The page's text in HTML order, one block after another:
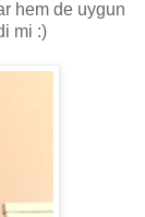
hem de uygun
mi :)